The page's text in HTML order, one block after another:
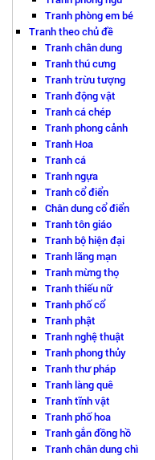
Tranh phòng em bé
Tranh theo chủ đề
Tranh chân dung
Tranh thú cưng
Tranh trừu tượng
Tranh động vật
Tranh cá chép
Tranh phong cảnh
Tranh Hoa
Tranh cá
Tranh ngựa
Tranh cổ điển
Chân dung cổ điển
Tranh tôn giáo
Tranh bộ hiện đại
Tranh lãng mạn
Tranh mừng thọ
Tranh thiếu nữ
Tranh phố cổ
Tranh phật
Tranh nghệ thuật
Tranh phong thủy
Tranh thư pháp
Tranh làng quê
Tranh tĩnh vật
Tranh phố hoa
Tranh gắn đồng hồ
Tranh chân dung chì